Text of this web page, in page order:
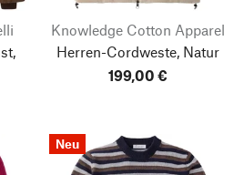
Knowledge Cotton Apparel
Herren-Cordweste, Natur
199,00 €
Neu